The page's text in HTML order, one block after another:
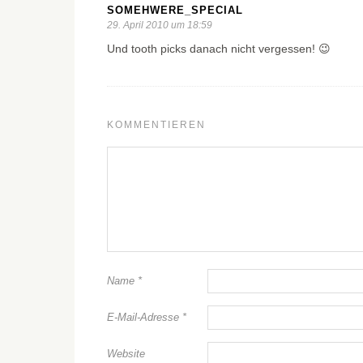
SOMEHWERE_SPECIAL
29. April 2010 um 18:59
Und tooth picks danach nicht vergessen! 😉
KOMMENTIEREN
Name *
E-Mail-Adresse *
Website